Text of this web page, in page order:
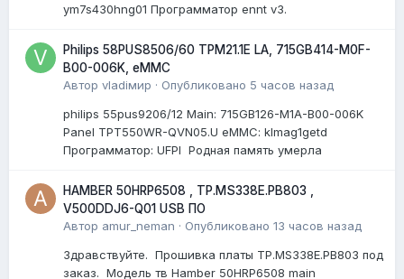
ym7s430hng01 Программатор ennt v3.
Philips 58PUS8506/60 TPM21.1E LA, 715GB414-M0F-
B00-006K, eMMC
Автор vladiмир · Опубликовано 5 часов назад
philips 55pus9206/12 Мain: 715GB126-M1A-B00-006K
Panel TPT550WR-QVN05.U eMMC: klmag1getd
Программатор: UFPI Родная память умерла
HAMBER 50HRP6508 , TP.MS338E.PB803 ,
V500DDJ6-Q01 USB ПО
Автор amur_neman · Опубликовано 13 часов назад
Здравствуйте. Прошивка платы TP.MS338E.PB803 под
заказ. Модель тв Hamber 50HRP6508 main